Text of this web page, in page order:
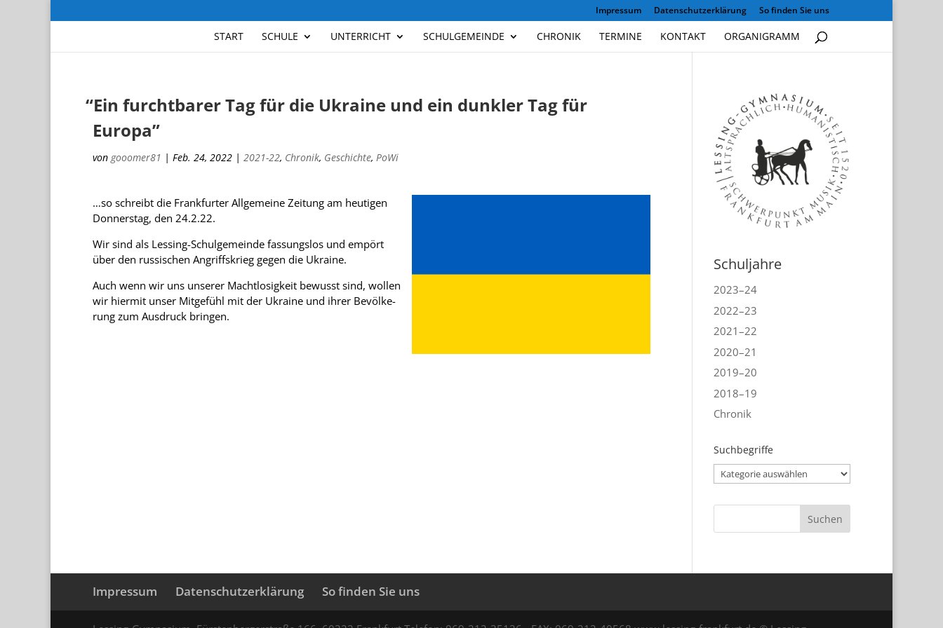
Impressum Datenschutzerklärung So finden Sie uns
START SCHULE UNTERRICHT SCHULGEMEINDE CHRONIK TERMINE KONTAKT ORGANIGRAMM
“Ein furchtbarer Tag für die Ukraine und ein dunkler Tag für
Europa”
von gooomer81 | Feb. 24, 2022 | 2021-22, Chronik, Geschichte, PoWi
…so schreibt die Frank­fur­ter All­ge­meine Zei­tung am heu­ti­gen
Don­ners­tag, den 24.2.22.
Wir sind als Les­sing-Schul­ge­meinde fas­sungs­los und empört
über den rus­si­schen Angriffs­krieg gegen die Ukraine.
Auch wenn wir uns unse­rer Macht­lo­sig­keit bewusst sind, wol­len
wir hier­mit unser Mit­ge­fühl mit der Ukraine und ihrer Bevöl­ke­
rung zum Aus­druck bringen.
Schuljahre
2023–24
2022–23
2021–22
2020–21
2019–20
2018–19
Chronik
Suchbegriffe
Suchbegriffe
Impressum Datenschutzerklärung So finden Sie uns